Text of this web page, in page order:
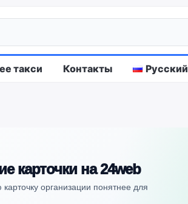
такси Контакты Русский
карточки на 24web
организации понятнее для